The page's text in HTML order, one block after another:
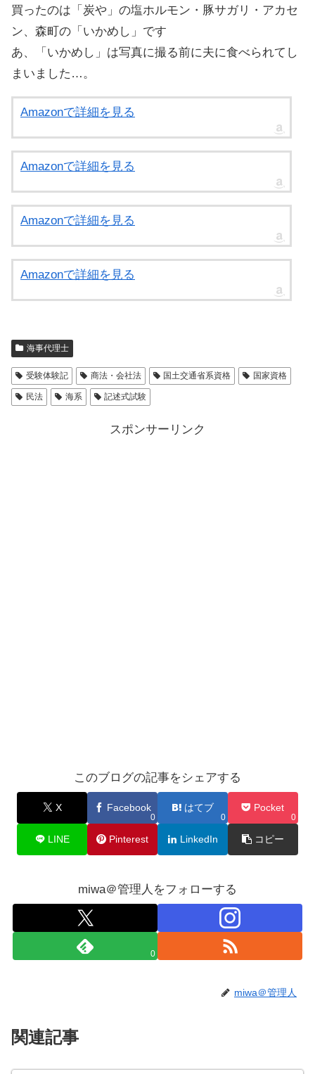
買ったのは「炭や」の塩ホルモン・豚サガリ・アカセ
ン、森町の「いかめし」です
あ、「いかめし」は写真に撮る前に夫に食べられてし
まいました…。
Amazonで詳細を見る
Amazonで詳細を見る
Amazonで詳細を見る
Amazonで詳細を見る
海事代理士
受験体験記 商法・会社法 国土交通省系資格 国家資格
民法 海系 記述式試験
スポンサーリンク
このブログの記事をシェアする
X Facebook
0
はてブ
0
Pocket
0
LINE Pinterest LinkedIn コピー
miwa＠管理人をフォローする
0
miwa＠管理人
関連記事